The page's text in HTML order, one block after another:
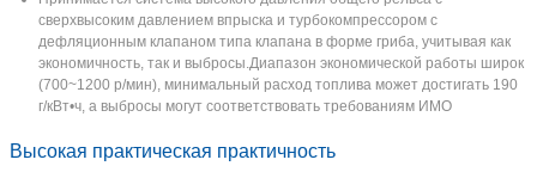
сверхвысоким давлением впрыска и турбокомпрессором с
дефляционным клапаном типа клапана в форме гриба, учитывая как
экономичность, так и выбросы.Диапазон экономической работы широк
(700~1200 р/мин), минимальный расход топлива может достигать 190
г/кВт•ч, а выбросы могут соответствовать требованиям ИМО
Высокая практическая практичность